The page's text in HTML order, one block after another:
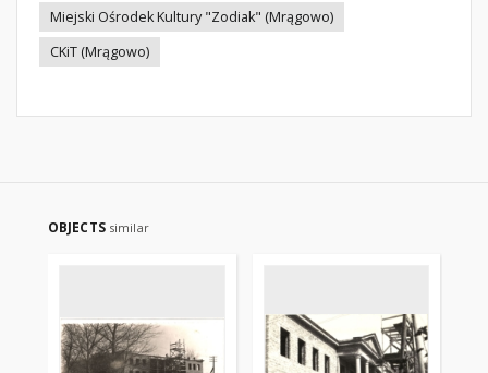
Miejski Ośrodek Kultury "Zodiak" (Mrągowo)
CKiT (Mrągowo)
OBJECTS similar